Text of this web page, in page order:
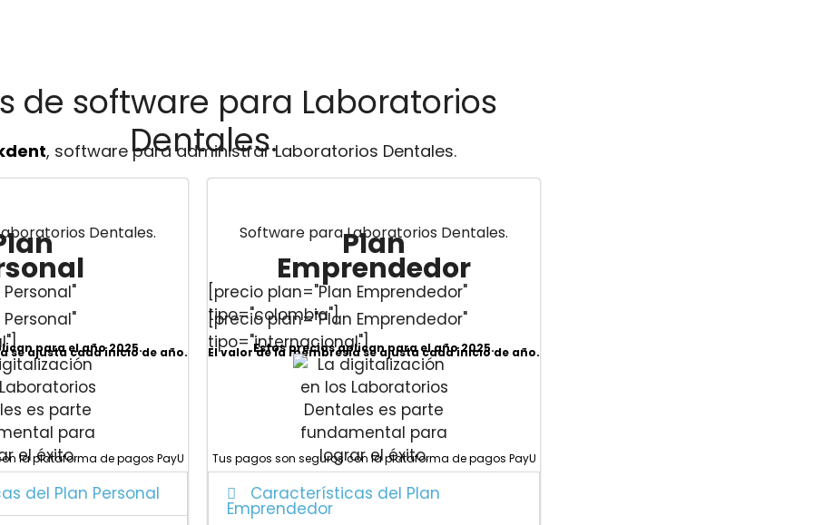
de software para Laboratorios
Dentales.
, software para administrar Laboratorios Dentales.
Dentales.
se ajusta cada inicio de año.
para el año 2025.
la plataforma de pagos PayU
del Plan Personal
Software para Laboratorios Dentales.
Plan
Emprendedor
[precio plan="Plan Emprendedor"
tipo="colombia"]
[precio plan="Plan Emprendedor"
tipo="internacional"]
El valor de la membresía se ajusta cada inicio de año.
Estos precios aplican para el año 2025.
Tus pagos son seguros con la plataforma de pagos PayU
Características del Plan
Emprendedor